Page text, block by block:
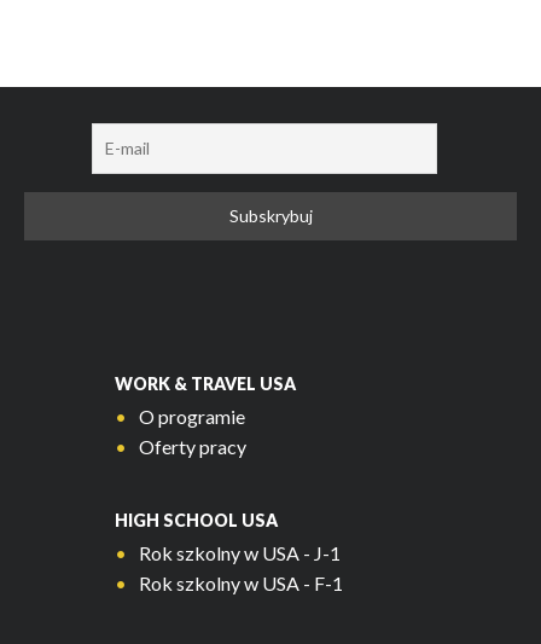
WORK & TRAVEL USA
O programie
Oferty pracy
HIGH SCHOOL USA
Rok szkolny w USA - J-1
Rok szkolny w USA - F-1